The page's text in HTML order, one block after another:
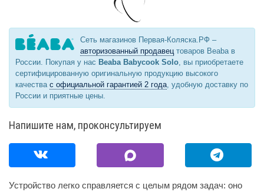
Сеть магазинов Первая-Коляска.РФ –
авторизованный продавец товаров Beaba в
России. Покупая у нас Beaba Babycook Solo , вы приобретаете
сертифицированную оригинальную продукцию высокого
качества с официальной гарантией 2 года , удобную доставку по
России и приятные цены.
Напишите нам, проконсультируем
Устройство легко справляется с целым рядом задач: оно